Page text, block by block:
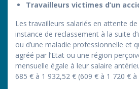
Travailleurs victimes d’un
Les travailleurs salariés en attente
instance de reclassement à la suite
ou d’une maladie professionnelle et
agréé par l’Etat ou une région
mensuelle égale à leur salaire
685 € à 1 932,52 € (609 € à 1 720 €